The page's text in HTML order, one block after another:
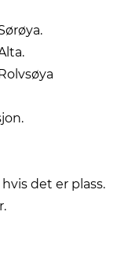
det er plass.